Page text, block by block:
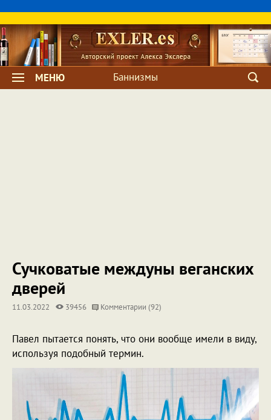
МЕНЮ Баннизмы
Сучковатые междуны веганских
дверей
11.03.2022 39456 Комментарии (92)
Павел пытается понять, что они вообще имели в виду,
используя подобный термин.